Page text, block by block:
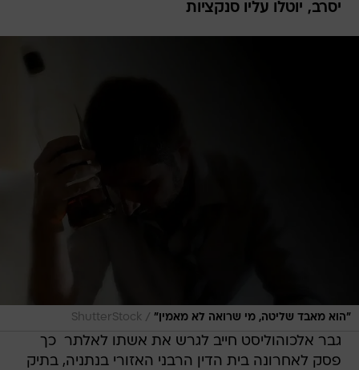
יסרב, יוטלו עליו סנקציות
"הוא מאבד שליטה, מי שרואה לא מאמין" /
ShutterStock
גבר אלכוהוליסט חייב לגרש את אשתו לאלתר  כך
פסק לאחרונה בית הדין הרבני האזורי בנתניה, בתיק